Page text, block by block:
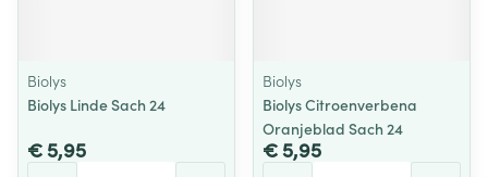
Biolys
Biolys Linde Sach 24
€ 5,95
Biolys
Biolys Citroenverbena
Oranjeblad Sach 24
€ 5,95